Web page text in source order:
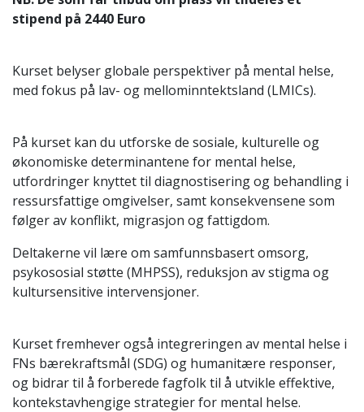
stipend på 2440 Euro
Kurset belyser globale perspektiver på mental helse,
med fokus på lav- og mellominntektsland (LMICs).
På kurset kan du utforske de sosiale, kulturelle og
økonomiske determinantene for mental helse,
utfordringer knyttet til diagnostisering og behandling i
ressursfattige omgivelser, samt konsekvensene som
følger av konflikt, migrasjon og fattigdom.
Deltakerne vil lære om samfunnsbasert omsorg,
psykososial støtte (MHPSS), reduksjon av stigma og
kultursensitive intervensjoner.
Kurset fremhever også integreringen av mental helse i
FNs bærekraftsmål (SDG) og humanitære responser,
og bidrar til å forberede fagfolk til å utvikle effektive,
kontekstavhengige strategier for mental helse.